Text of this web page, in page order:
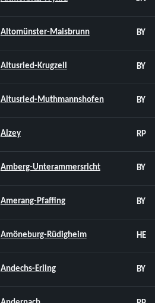
Altomünster-Maisbrunn BY
Altusried-Krugzell BY
Altusried-Muthmannshofen BY
Alzey RP
Amberg-Unterammersricht BY
Amerang-Pfaffing BY
Amöneburg-Rüdigheim HE
Andechs-Erling BY